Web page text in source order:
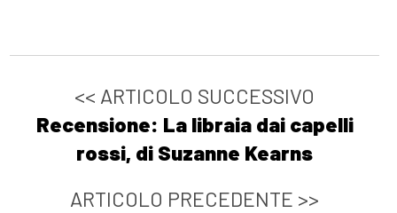
<< ARTICOLO SUCCESSIVO
Recensione: La libraia dai capelli
rossi, di Suzanne Kearns
ARTICOLO PRECEDENTE >>